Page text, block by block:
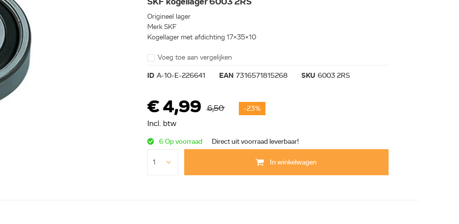
Origineel lager
Merk SKF
Kogellager met afdichting 17x35x10
Voeg toe aan vergelijken
ID A-10-E-226641 EAN 7316571815268 SKU 6003 2RS
€ 4,99 6,50 -23%
Incl. btw
6 Op voorraad Direct uit voorraad leverbaar!
In winkelwagen